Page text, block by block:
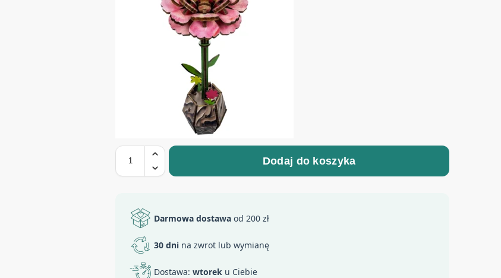
Dodaj do koszyka
Darmowa dostawa od 200 zł
30 dni na zwrot lub wymianę
Dostawa:wtorek u Ciebie